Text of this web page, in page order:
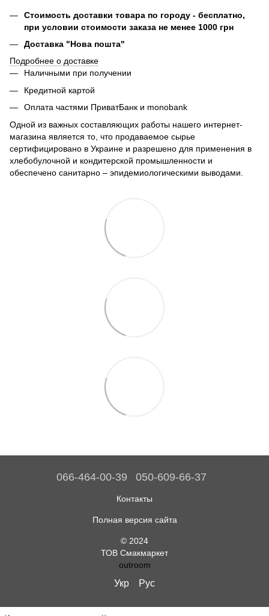
Стоимость доставки товара по городу - бесплатно,
при условии стоимости заказа не менее 1000 грн
Доставка "Нова пошта"
Подробнее о доставке
Наличными при получении
Кредитной картой
Оплата частями ПриватБанк и monobank
Одной из важных составляющих работы нашего интернет-
магазина является то, что продаваемое сырье
сертифицировано в Украине и разрешено для применения в
хлебобулочной и кондитерской промышленности и
обеспечено санитарно – эпидемиологическими выводами.
066-464-00-39 050-609-66-37
Контакты
Полная версия сайта
© 2024
ТОВ Смакмаркет
outroom
Укр Рус